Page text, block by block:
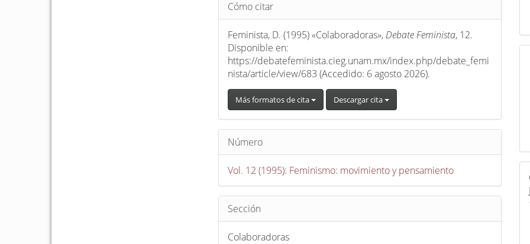
del
artículo
Cómo citar
Feminista, D. (1995) «Colaboradoras», Debate Feminista, 12.
Disponible en:
https://debatefeminista.cieg.unam.mx/index.php/debate_femi
nista/article/view/683 (Accedido: 6 agosto 2026).
Más formatos de cita Descargar cita
Número
Vol. 12 (1995): Feminismo: movimiento y pensamiento
Sección
Colaboradoras